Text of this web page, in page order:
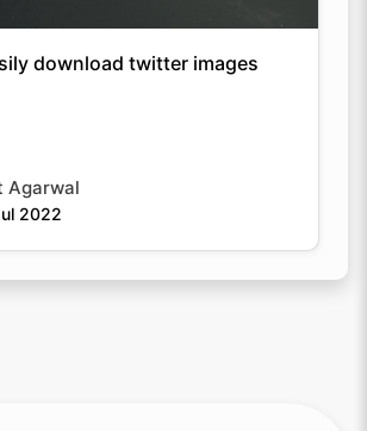
download twitter images
Agarwal
2022